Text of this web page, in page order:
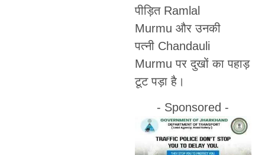
पीड़ित Ramlal
Murmu और उनकी
पत्नी Chandauli
Murmu पर दुखों का पहाड़
टूट पड़ा है।
- Sponsored -